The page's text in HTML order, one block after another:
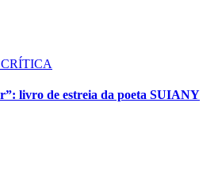
livro de estreia da poeta SUIANY